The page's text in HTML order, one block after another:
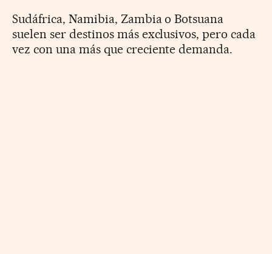
Sudáfrica, Namibia, Zambia o Botsuana
suelen ser destinos más exclusivos, pero cada
vez con una más que creciente demanda.